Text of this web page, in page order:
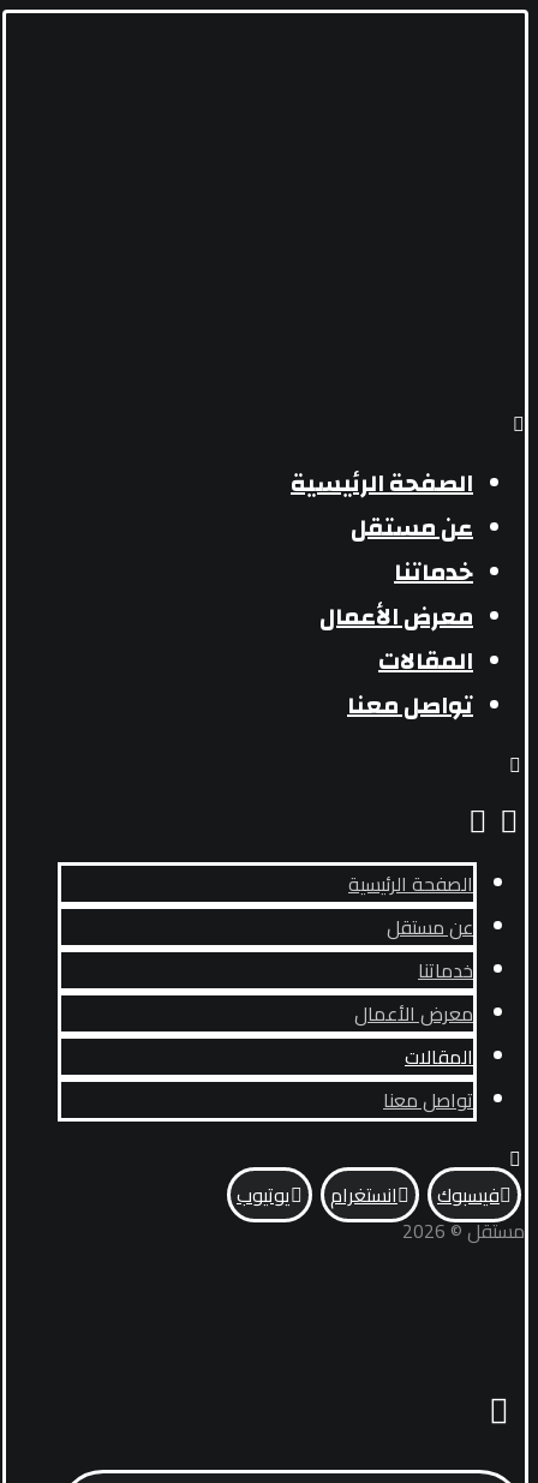
الصفحة الرئيسية
عن مستقل
خدماتنا
معرض الأعمال
المقالات
تواصل معنا
الصفحة الرئيسية
عن مستقل
خدماتنا
معرض الأعمال
المقالات
تواصل معنا
فيسبوك انستغرام
يوتيوب
مستقل © 2026